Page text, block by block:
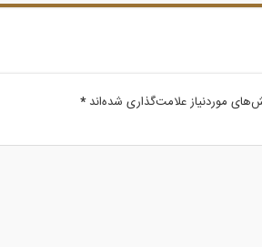
موردنیاز علامت‌گذاری شده‌اند*